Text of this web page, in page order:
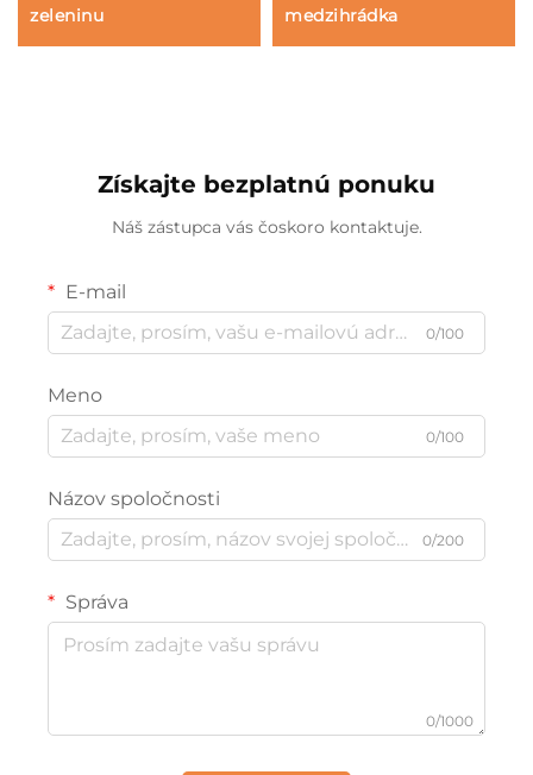
zeleninu
medzihrádka
Získajte bezplatnú ponuku
Náš zástupca vás čoskoro kontaktuje.
E-mail
0/100
Meno
0/100
Názov spoločnosti
0/200
Správa
0/1000